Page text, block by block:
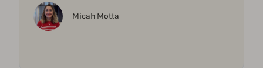
Micah Motta